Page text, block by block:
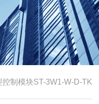
控制模块ST-3W1-W-D-TK